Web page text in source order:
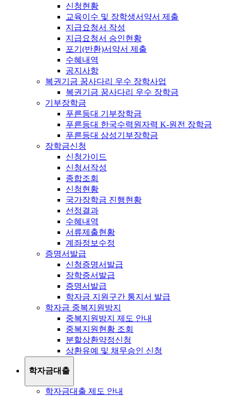
신청현황
교육이수 및 장학생서약서 제출
지급요청서 작성
지급요청서 승인현황
포기(반환)서약서 제출
수혜내역
공지사항
복권기금 꿈사다리 우수 장학사업
복권기금 꿈사다리 우수 장학금
기부장학금
푸른등대 기부장학금
푸른등대 한국수력원자력 K-원전 장학금
푸른등대 삼성기부장학금
장학금신청
신청가이드
신청서작성
종합조회
신청현황
국가장학금 진행현황
선정결과
수혜내역
서류제출현황
계좌정보수정
증명서발급
신청증명서발급
장학증서발급
증명서발급
학자금 지원구간 통지서 발급
학자금 중복지원방지
중복지원방지 제도 안내
중복지원현황 조회
분할상환약정신청
상환유예 및 채무승인 신청
학자금대출
학자금대출 제도 안내